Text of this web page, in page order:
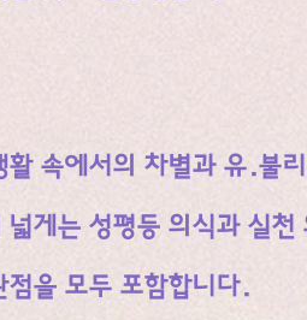
활 속에서의 차별과 유.불
넓게는 성평등 의식과 실천
점을 모두 포함합니다.